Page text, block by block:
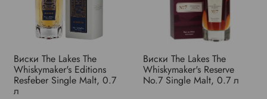
Виски The Lakes The
Whiskymaker's Editions
Resfeber Single Malt, 0.7
л
Виски The Lakes The
Whiskymaker's Reserve
No.7 Single Malt, 0.7 л